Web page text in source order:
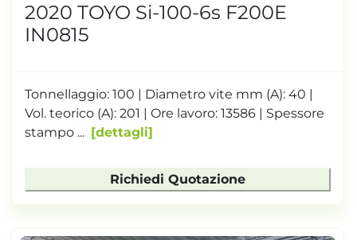
2020 TOYO Si-100-6s F200E
IN0815
Tonnellaggio: 100 | Diametro vite mm (A): 40 |
Vol. teorico (A): 201 | Ore lavoro: 13586 | Spessore
stampo ...
dettagli
Richiedi Quotazione